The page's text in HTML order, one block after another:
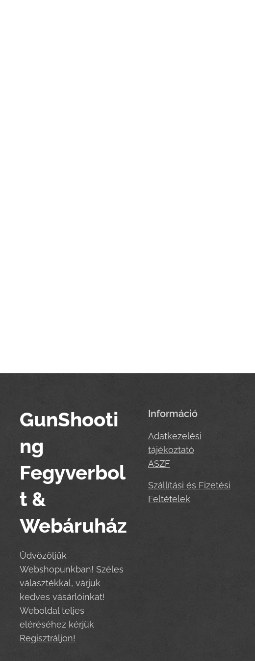
GunShooti
ng
Fegyverbol
t &
Webáruház
Üdvözöljük
Webshopunkban! Széles
választékkal, várjuk
kedves vásárlóinkat!
Weboldal teljes
eléréséhez kérjük
Regisztráljon!
Információ
Adatkezelési
tájékoztató
ASZF
Szállítási és Fizetési
Feltételek